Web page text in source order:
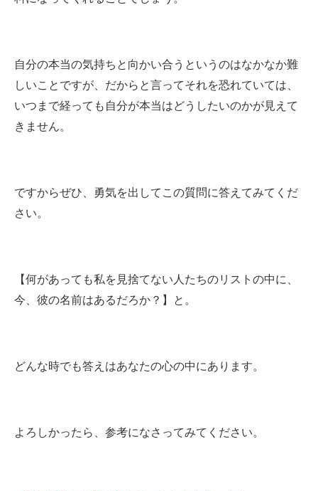
自分の本当の気持ちと向かい合うというのはなかなか難
しいことですが、だからと言ってそれを恐れていては、
いつまで経っても自分が本当はどうしたいのかが見えて
きません。
ですからぜひ、勇気を出してこの質問に答えてみてくだ
さい。
【何があっても私を見捨てない人たちのリストの中に、
今、彼の名前はあるだろか？】と。
どんな時でも答えはあなたの心の中にあります。
よろしかったら、参考になさってみてください。